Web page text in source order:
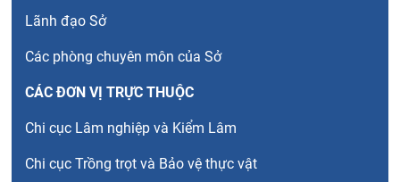
Lãnh đạo Sở
Các phòng chuyên môn của Sở
CÁC ĐƠN VỊ TRỰC THUỘC
Chi cục Lâm nghiệp và Kiểm Lâm
Chi cục Trồng trọt và Bảo vệ thực vật